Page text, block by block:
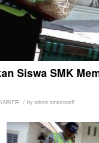
Siswa SMK
/ by admin smkmaarif